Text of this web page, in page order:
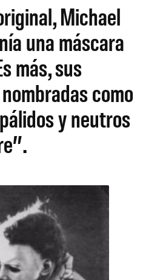
Michael
una máscara
más, sus
como
y neutros